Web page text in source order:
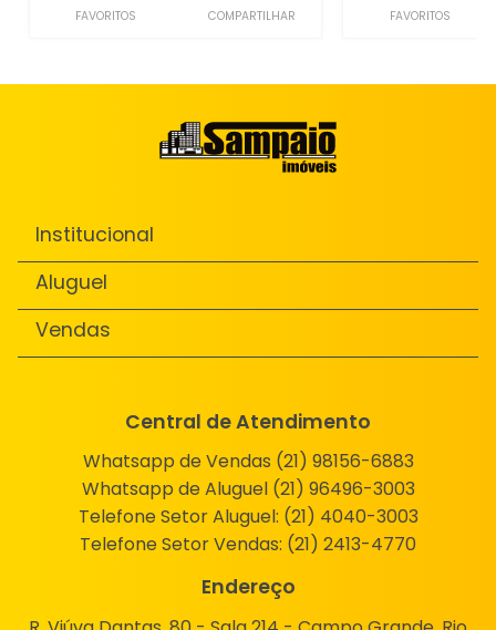
FAVORITOS COMPARTILHAR FAVORITOS
Institucional
Aluguel
Vendas
Central de Atendimento
Whatsapp de Vendas (21) 98156-6883
Whatsapp de Aluguel (21) 96496-3003
Telefone Setor Aluguel: (21) 4040-3003
Telefone Setor Vendas: (21) 2413-4770
Endereço